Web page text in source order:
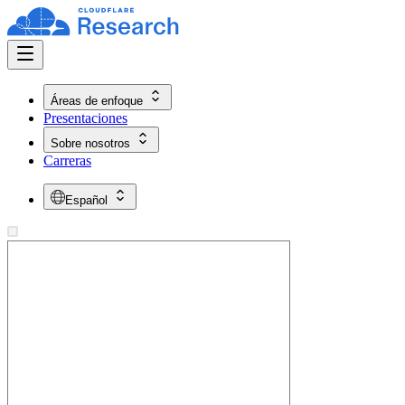
Áreas de enfoque
Presentaciones
Sobre nosotros
Carreras
Español